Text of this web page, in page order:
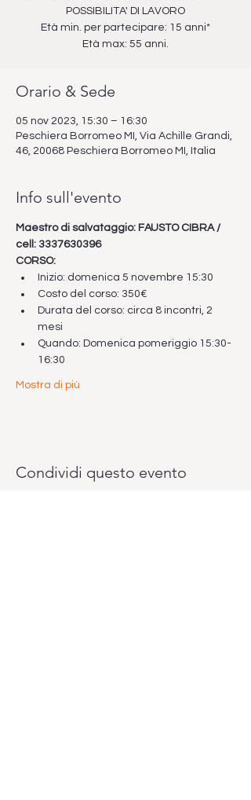
POSSIBILITA' DI LAVORO
Età min. per partecipare: 15 anni*
Età max: 55 anni.
Orario & Sede
05 nov 2023, 15:30 – 16:30
Peschiera Borromeo MI, Via Achille Grandi,
46, 20068 Peschiera Borromeo MI, Italia
Info sull'evento
Maestro di salvataggio: FAUSTO CIBRA /
cell: 3337630396
CORSO:
Inizio: domenica 5 novembre 15:30
Costo del corso: 350€
Durata del corso: circa 8 incontri, 2
mesi
Quando: Domenica pomeriggio 15:30-
16:30
Mostra di più
Condividi questo evento